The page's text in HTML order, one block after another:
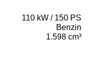
110 kW / 150 PS
Benzin
1.598 cm³